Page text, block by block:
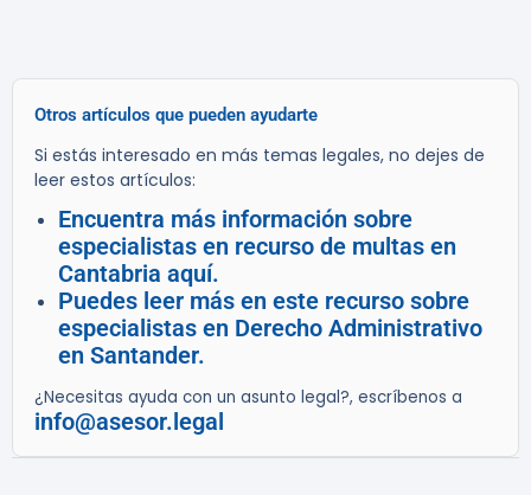
Otros artículos que pueden ayudarte
Si estás interesado en más temas legales, no dejes de
leer estos artículos:
Encuentra más información sobre
especialistas en recurso de multas en
Cantabria aquí.
Puedes leer más en este recurso sobre
especialistas en Derecho Administrativo
en Santander.
¿Necesitas ayuda con un asunto legal?, escríbenos a
info@asesor.legal